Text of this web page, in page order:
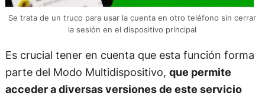
Se trata de un truco para usar la cuenta en otro teléfono sin cerrar
la sesión en el dispositivo principal
Es crucial tener en cuenta que esta función forma
parte del Modo Multidispositivo, que permite
acceder a diversas versiones de este servicio